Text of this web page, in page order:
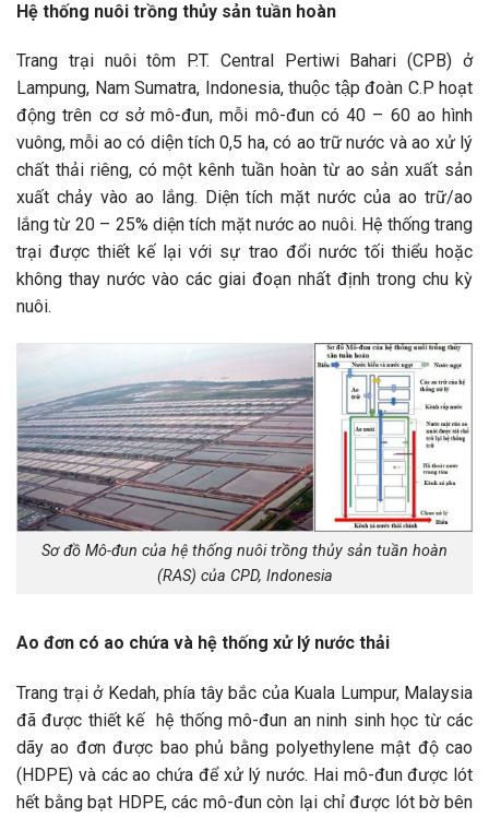
Hệ thống nuôi trồng thủy sản tuần hoàn
Trang trại nuôi tôm P.T. Central Pertiwi Bahari (CPB) ở
Lampung, Nam Sumatra, Indonesia, thuộc tập đoàn C.P hoạt
động trên cơ sở mô-đun, mỗi mô-đun có 40 – 60 ao hình
vuông, mỗi ao có diện tích 0,5 ha, có ao trữ nước và ao xử lý
chất thải riêng, có một kênh tuần hoàn từ ao sản xuất sản
xuất chảy vào ao lắng. Diện tích mặt nước của ao trữ/ao
lắng từ 20 – 25% diện tích mặt nước ao nuôi. Hệ thống trang
trại được thiết kế lại với sự trao đổi nước tối thiểu hoặc
không thay nước vào các giai đoạn nhất định trong chu kỳ
nuôi.
Sơ đồ Mô-đun của hệ thống nuôi trồng thủy sản tuần hoàn
(RAS) của CPD, Indonesia
Ao đơn có ao chứa và hệ thống xử lý nước thải
Trang trại ở Kedah, phía tây bắc của Kuala Lumpur, Malaysia
đã được thiết kế hệ thống mô-đun an ninh sinh học từ các
dãy ao đơn được bao phủ bằng polyethylene mật độ cao
(HDPE) và các ao chứa để xử lý nước. Hai mô-đun được lót
hết bằng bạt HDPE, các mô-đun còn lại chỉ được lót bờ bên